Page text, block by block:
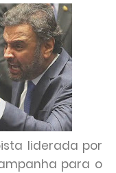
liderada por
para o